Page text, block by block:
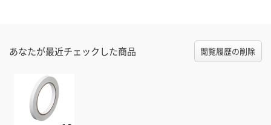
あなたが最近チェックした商品 閲覧履歴の削除